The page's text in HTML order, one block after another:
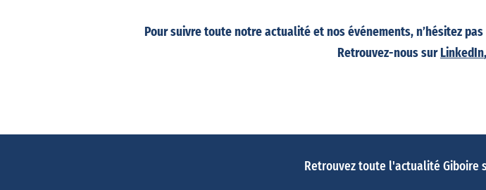
Pour suivre toute notre actualité et nos événements, n’hésitez
Retrouvez-nous sur LinkedIn,
Retrouvez toute l'actualité Giboire